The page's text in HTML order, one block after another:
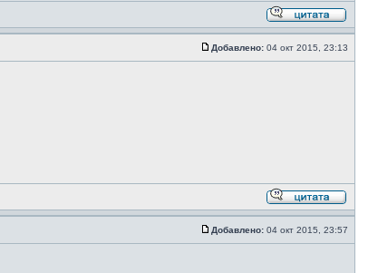
Добавлено: 04 окт 2015, 23:13
Добавлено: 04 окт 2015, 23:57